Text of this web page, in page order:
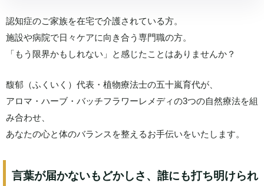
認知症のご家族を在宅で介護されている方。
施設や病院で日々ケアに向き合う専門職の方。
「もう限界かもしれない」と感じたことはありませんか？
馥郁（ふくいく）代表・植物療法士の五十嵐育代が、
アロマ・ハーブ・バッチフラワーレメディの3つの自然療法を組
み合わせ、
あなたの心と体のバランスを整えるお手伝いをいたします。
言葉が届かないもどかしさ、誰にも打ち明けられ